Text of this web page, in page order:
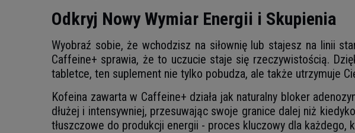
Odkryj Nowy Wymiar Energii i Skupienia
Wyobraź sobie, że wchodzisz na siłownię lub stajesz na linii
Caffeine+ sprawia, że to uczucie staje się rzeczywistością.
tabletce, ten suplement nie tylko pobudza, ale także utrzymuje
Kofeina zawarta w Caffeine+ działa jak naturalny bloker
dłużej i intensywniej, przesuwając swoje granice dalej niż
tłuszczowe do produkcji energii - proces kluczowy dla